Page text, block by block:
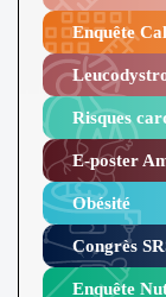
Enquête
Risques
E-poster
Obésité ​
Congrès
Enquête